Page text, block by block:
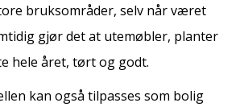
bruksområder, selv når været
gjør det at utemøbler, planter
hele året, tørt og godt.
kan også tilpasses som bolig